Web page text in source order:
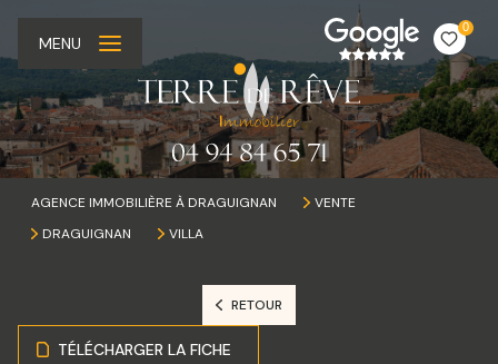
0
MENU
AGENCE IMMOBILIÈRE À DRAGUIGNAN
VENTE
DRAGUIGNAN
VILLA
RETOUR
TÉLÉCHARGER LA FICHE